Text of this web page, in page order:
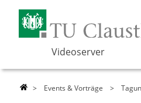
Videoserver
> Events & Vorträge >